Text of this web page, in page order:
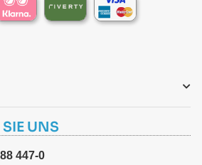
UNS
447-0